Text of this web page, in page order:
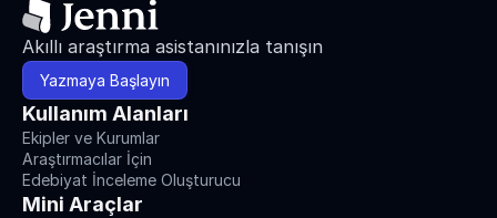
Akıllı araştırma asistanınızla tanışın
Yazmaya Başlayın
Kullanım Alanları
Ekipler ve Kurumlar
Araştırmacılar İçin
Edebiyat İnceleme Oluşturucu
Mini Araçlar